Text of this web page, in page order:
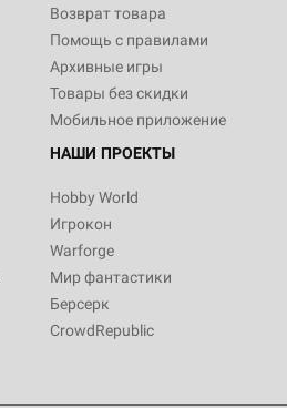
Возврат товара
Помощь с правилами
Архивные игры
Товары без скидки
Мобильное приложение
НАШИ ПРОЕКТЫ
Hobby World
Игрокон
Warforge
Мир фантастики
Берсерк
CrowdRepublic